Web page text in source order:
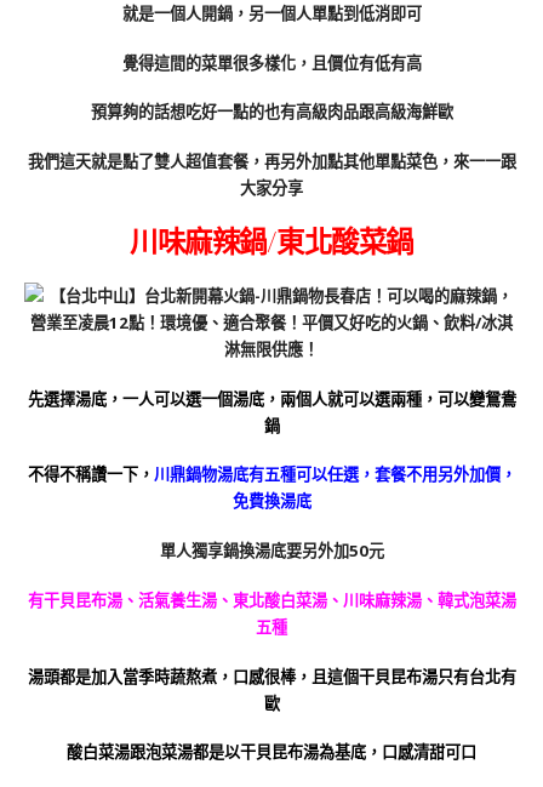
就是一個人開鍋，另一個人單點到低消即可
覺得這間的菜單很多樣化，且價位有低有高
預算夠的話想吃好一點的也有高級肉品跟高級海鮮歐
我們這天就是點了雙人超值套餐，再另外加點其他單點菜色，來一一跟
大家分享
川味麻辣鍋/東北酸菜鍋
先選擇湯底，一人可以選一個湯底，兩個人就可以選兩種，可以變鴛鴦
鍋
不得不稱讚一下， 川鼎鍋物湯底有五種可以任選，套餐不用另外加價，
免費換湯底
單人獨享鍋換湯底要另外加50元
有干貝昆布湯、活氣養生湯、東北酸白菜湯、川味麻辣湯、韓式泡菜湯
五種
湯頭都是加入當季時蔬熬煮，口感很棒，且這個干貝昆布湯只有台北有
歐
酸白菜湯跟泡菜湯都是以干貝昆布湯為基底 ，口感清甜可口